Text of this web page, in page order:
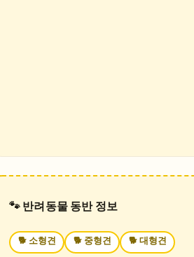
🐾 반려동물 동반 정보
🐕 소형견 🐕 중형견 🐕 대형견